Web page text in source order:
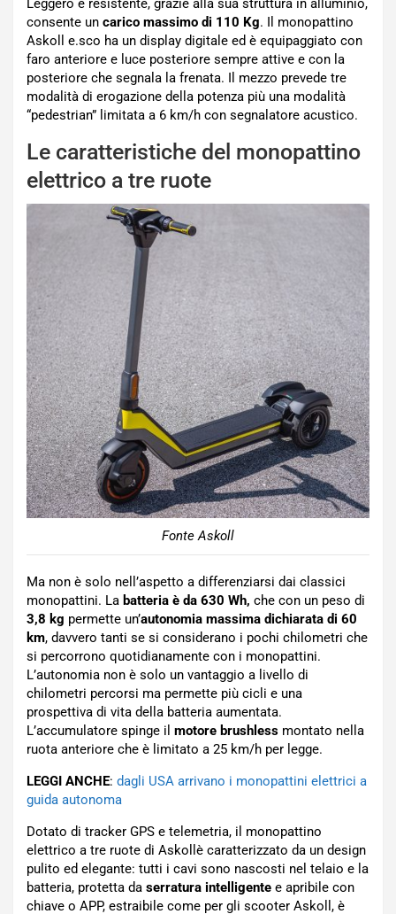
Leggero e resistente, grazie alla sua struttura in alluminio,
consente un carico massimo di 110 Kg. Il monopattino
Askoll e.sco ha un display digitale ed è equipaggiato con
faro anteriore e luce posteriore sempre attive e con la
posteriore che segnala la frenata. Il mezzo prevede tre
modalità di erogazione della potenza più una modalità
“pedestrian” limitata a 6 km/h con segnalatore acustico.
Le caratteristiche del monopattino
elettrico a tre ruote
Fonte Askoll
Ma non è solo nell’aspetto a differenziarsi dai classici
monopattini. La batteria è da 630 Wh, che con un peso di
3,8 kg permette un’autonomia massima dichiarata di 60
km, davvero tanti se si considerano i pochi chilometri che
si percorrono quotidianamente con i monopattini.
L’autonomia non è solo un vantaggio a livello di
chilometri percorsi ma permette più cicli e una
prospettiva di vita della batteria aumentata.
L’accumulatore spinge il motore brushless montato nella
ruota anteriore che è limitato a 25 km/h per legge.
LEGGI ANCHE: dagli USA arrivano i monopattini elettrici a
guida autonoma
Dotato di tracker GPS e telemetria, il monopattino
elettrico a tre ruote di Askollè caratterizzato da un design
pulito ed elegante: tutti i cavi sono nascosti nel telaio e la
batteria, protetta da serratura intelligente e apribile con
chiave o APP, estraibile come per gli scooter Askoll, è